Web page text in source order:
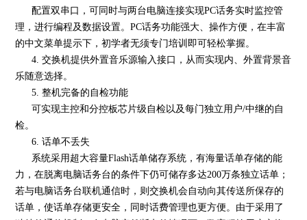
配置双串口，可同时与两台电脑连接实现PC话务实时监控管
理，进行编程及数据设置。PC话务功能强大、操作方便，在丰富
的中文菜单提示下，初学者无须专门培训即可轻松掌握。
4. 交换机提供外置音乐源输入接口，从而实现内、外置背景音
乐随意选择。
5. 整机完备的自检功能
可实现主控和分控板芯片级自检以及每门独立用户/中继的自
检。
6. 话单不丢失
系统采用超大容量Flash话单储存系统，有海量话单存储的能
力，在脱离电脑话务台的条件下仍可储存多达200万条独立话单；
若与电脑话务台联机通信时，则交换机会自动向其传送所保存的
话单，使话单存储更安全，同时话费管理也更方便。由于采用了